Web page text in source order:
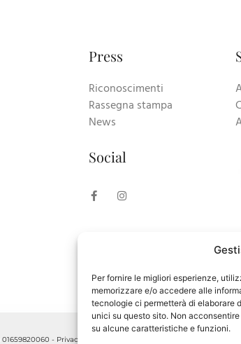
Per fornire le migliori esperienze,
memorizzare e/o accedere alle
tecnologie ci permetterà di elaborare
unici su questo sito. Non
su alcune caratteristiche e funzioni.
Press
Riconoscimenti
Rassegna stampa
News
Social
- Privacy Policy